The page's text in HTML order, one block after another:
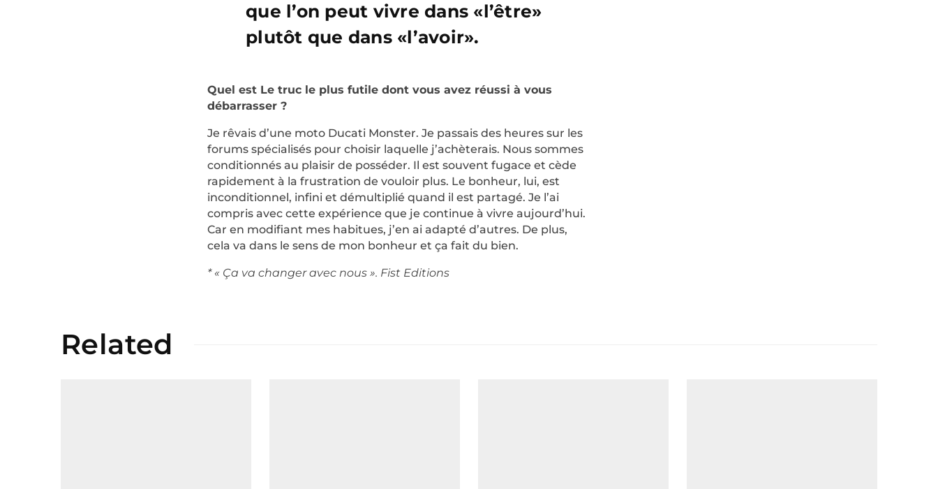
que l’on peut vivre dans «l’être»
plutôt que dans «l’avoir».
Quel est Le truc le plus futile dont vous avez réussi à vous
débarrasser ?
Je rêvais d’une moto Ducati Monster. Je passais des heures sur les
forums spécialisés pour choisir laquelle j’achèterais. Nous sommes
conditionnés au plaisir de posséder. Il est souvent fugace et cède
rapidement à la frustration de vouloir plus. Le bonheur, lui, est
inconditionnel, infini et démultiplié quand il est partagé. Je l’ai
compris avec cette expérience que je continue à vivre aujourd’hui.
Car en modifiant mes habitues, j’en ai adapté d’autres. De plus,
cela va dans le sens de mon bonheur et ça fait du bien.
* « Ça va changer avec nous ». Fist Editions
Related